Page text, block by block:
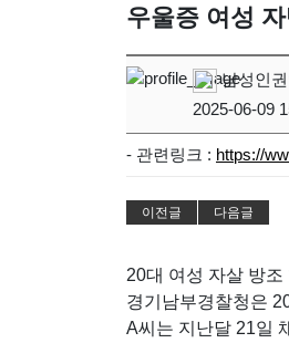
우울증 여성
남성인
2025-06-09
- 관련링크 : https://
이전글 다음글
20대 여성 자살 방조
경기남부경찰청은
A씨는 지난달 21일